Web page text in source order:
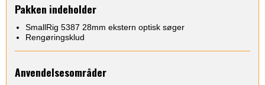
Pakken indeholder
SmallRig 5387 28mm ekstern optisk søger
Rengøringsklud
Anvendelsesområder